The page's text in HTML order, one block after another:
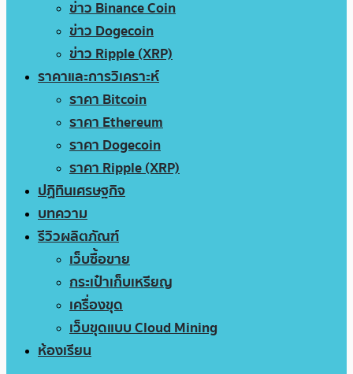
ข่าว Binance Coin
ข่าว Dogecoin
ข่าว Ripple (XRP)
ราคาและการวิเคราะห์
ราคา Bitcoin
ราคา Ethereum
ราคา Dogecoin
ราคา Ripple (XRP)
ปฏิทินเศรษฐกิจ
บทความ
รีวิวผลิตภัณฑ์
เว็บซื้อขาย
กระเป๋าเก็บเหรียญ
เครื่องขุด
เว็บขุดแบบ Cloud Mining
ห้องเรียน